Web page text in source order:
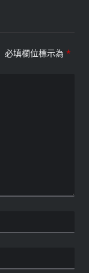
必填欄位標示為 *